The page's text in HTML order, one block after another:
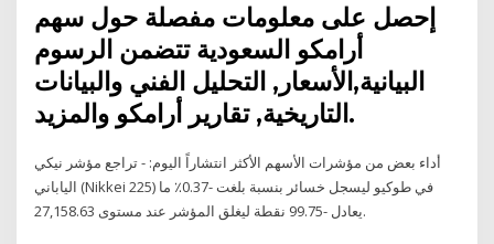
إحصل على معلومات مفصلة حول سهم
أرامكو السعودية تتضمن الرسوم
البيانية,الأسعار, التحليل الفني والبيانات
التاريخية, تقارير أرامكو والمزيد.
أداء بعض من مؤشرات الأسهم الأكثر انتشاراً اليوم: - تراجع مؤشر نيكي
الياباني (Nikkei 225) في طوكيو ليسجل خسائر بنسبة بلغت -0.37٪ ما
يعادل -99.75 نقطة ليغلق المؤشر عند مستوى 27,158.63.